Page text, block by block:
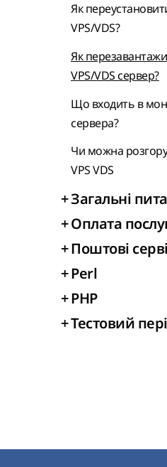
Як
VPS/VDS?
Як
VPS/VDS сервер?
Що входить в
сервера?
Чи можна
VPS VDS
+Загальні
+Оплата
+Поштові
+Perl
+PHP
+Тестовий